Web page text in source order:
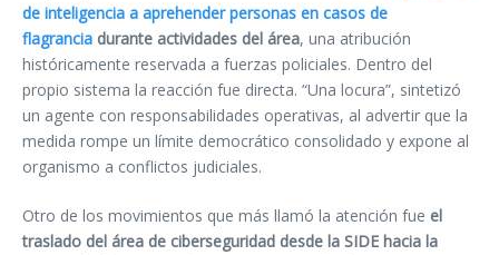
de inteligencia a aprehender personas en casos de
flagrancia durante actividades del área, una atribución
históricamente reservada a fuerzas policiales. Dentro del
propio sistema la reacción fue directa. “Una locura”, sintetizó
un agente con responsabilidades operativas, al advertir que la
medida rompe un límite democrático consolidado y expone al
organismo a conflictos judiciales.
Otro de los movimientos que más llamó la atención fue el
traslado del área de ciberseguridad desde la SIDE hacia la